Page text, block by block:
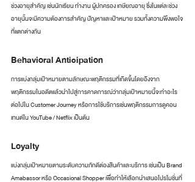
ช่วงอายุสำคัญ เช่นนักเรียน ทำงาน ผู้ปกครอง เกษียณอายุ ซึ่งในแต่ละช่วง
อายุนั้นจะมีความต้องการสำคัญ ปัญหาและเป้าหมาย รวมทั้งความพึงพอใจ
ที่แตกต่างกัน
Behavioral Anticipation
การแบ่งกลุ่มเป้าหมายตามลักษณะพฤติกรรมที่เกิดขึ้นโดยอิงจาก
พฤติกรรมในอดีตแล้วนำไปสู่การคาดการณ์ว่ากลุ่มเป้าหมายนี้จะทำอะไร
ต่อไปใน Customer Journey หรือการใช้บริการเช่นพฤติกรรมการดูคอน
เทนต์ใน YouTube / Netflix เป็นต้น
Loyalty
แบ่งกลุ่มเป้าหมายตามระดับความภักดีต่องสินค้าและบริการ เช่นเป็น Brand
Amabassor หรือ Occasional Shopper เพื่อทำให้เลือกนำเสนอโปรโมชั่นที่